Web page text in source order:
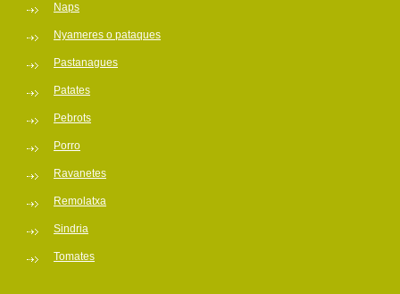
Naps
Nyameres o pataques
Pastanagues
Patates
Pebrots
Porro
Ravanetes
Remolatxa
Sindria
Tomates